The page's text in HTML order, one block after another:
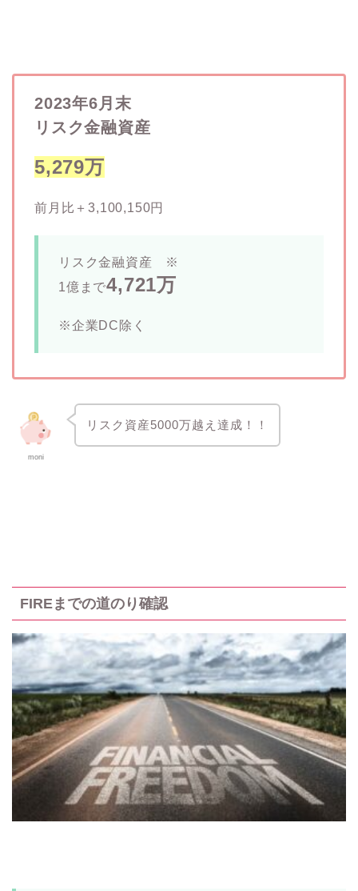
2023年6月末
リスク金融資産
5,279万
前月比＋3,100,150円
リスク金融資産 ※
1億まで4,721万
※企業DC除く
moni
リスク資産5000万越え達成！！
FIREまでの道のり確認